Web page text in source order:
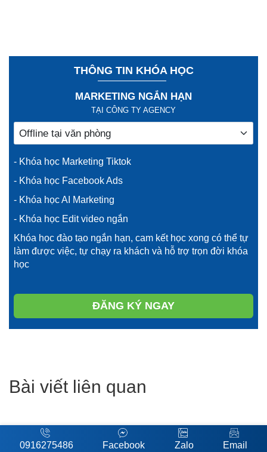
THÔNG TIN KHÓA HỌC
MARKETING NGẮN HẠN
TẠI CÔNG TY AGENCY
- Khóa học Marketing Tiktok
- Khóa học Facebook Ads
- Khóa học AI Marketing
- Khóa học Edit video ngắn
Khóa học đào tạo ngắn hạn, cam kết học xong có thể tự
làm được việc, tự chạy ra khách và hỗ trợ trọn đời khóa
học
ĐĂNG KÝ NGAY
Bài viết liên quan
0916275486 Facebook Zalo Email